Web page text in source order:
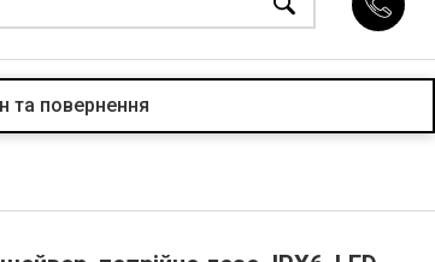
та повернення